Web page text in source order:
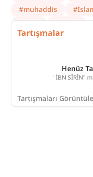
#muhaddis #
#Fıkıh #Basra
Tartışmalar
Henüz
"İBN SÎRÎN"
Tartışmaları Görüntüle